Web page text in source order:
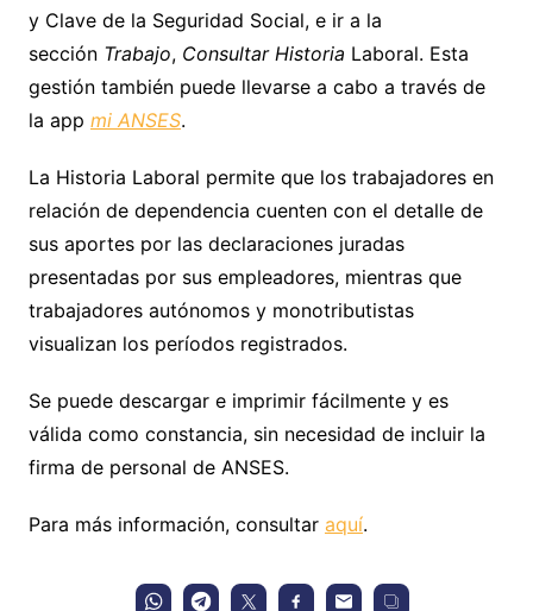
y Clave de la Seguridad Social, e ir a la
sección Trabajo, Consultar Historia Laboral. Esta
gestión también puede llevarse a cabo a través de
la app mi ANSES.
La Historia Laboral permite que los trabajadores en
relación de dependencia cuenten con el detalle de
sus aportes por las declaraciones juradas
presentadas por sus empleadores, mientras que
trabajadores autónomos y monotributistas
visualizan los períodos registrados.
Se puede descargar e imprimir fácilmente y es
válida como constancia, sin necesidad de incluir la
firma de personal de ANSES.
Para más información, consultar aquí.